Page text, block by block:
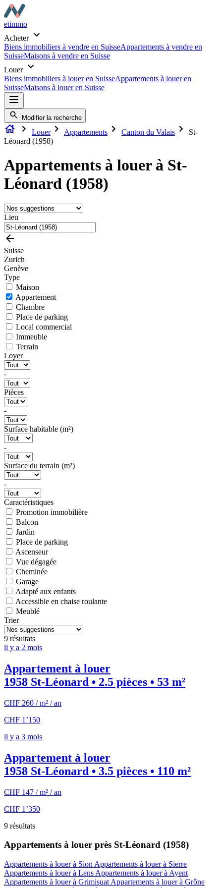
etimmo
Acheter
Biens immobiliers à vendre en SuisseAppartements à vendre en
SuisseMaisons à vendre en Suisse
Louer
Biens immobiliers à louer en SuisseAppartements à louer en
SuisseMaisons à louer en Suisse
Modifier la recherche
Louer Appartements Canton du Valais
St-
Léonard (1958)
Appartements à louer à St-
Léonard (1958)
Lieu
Suisse
Zurich
Genève
Type
Maison
Appartement
Chambre
Place de parking
Local commercial
Immeuble
Terrain
Loyer
-
Pièces
-
Surface habitable (m²)
-
Surface du terrain (m²)
-
Caractéristiques
Promotion immobilière
Balcon
Jardin
Place de parking
Ascenseur
Vue dégagée
Cheminée
Garage
Adapté aux enfants
Accessible en chaise roulante
Meublé
Trier
9 résultats
il y a 2 mois
Appartement à louer
1958 St-Léonard • 2.5 pièces • 53 m²
CHF 260 / m² / an
CHF 1’150
il y a 3 mois
Appartement à louer
1958 St-Léonard • 3.5 pièces • 110 m²
CHF 147 / m² / an
CHF 1’350
9 résultats
Appartements à louer près St-Léonard (1958)
Appartements à louer à Sion Appartements à louer à Sierre
Appartements à louer à Lens Appartements à louer à Ayent
Appartements à louer à Grimisuat Appartements à louer à Grône